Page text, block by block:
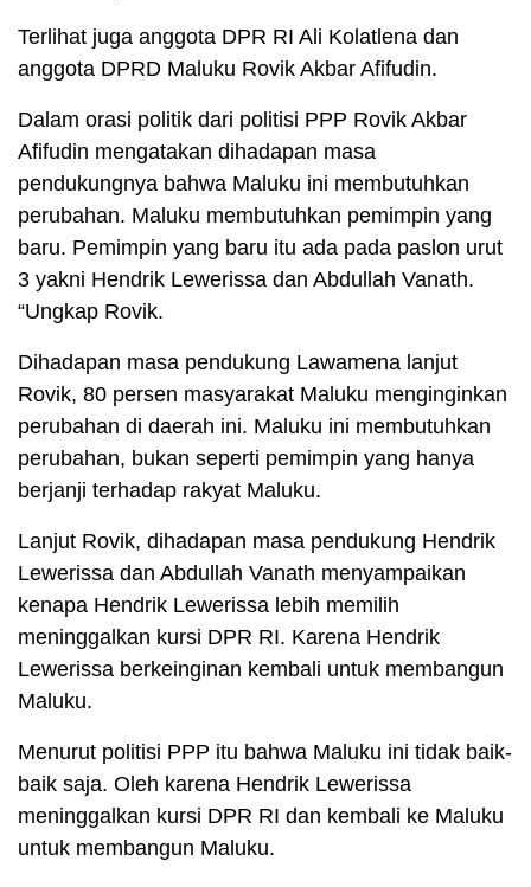
Terlihat juga anggota DPR RI Ali Kolatlena dan
anggota DPRD Maluku Rovik Akbar Afifudin.
Dalam orasi politik dari politisi PPP Rovik Akbar
Afifudin mengatakan dihadapan masa
pendukungnya bahwa Maluku ini membutuhkan
perubahan. Maluku membutuhkan pemimpin yang
baru. Pemimpin yang baru itu ada pada paslon urut
3 yakni Hendrik Lewerissa dan Abdullah Vanath.
“Ungkap Rovik.
Dihadapan masa pendukung Lawamena lanjut
Rovik, 80 persen masyarakat Maluku menginginkan
perubahan di daerah ini. Maluku ini membutuhkan
perubahan, bukan seperti pemimpin yang hanya
berjanji terhadap rakyat Maluku.
Lanjut Rovik, dihadapan masa pendukung Hendrik
Lewerissa dan Abdullah Vanath menyampaikan
kenapa Hendrik Lewerissa lebih memilih
meninggalkan kursi DPR RI. Karena Hendrik
Lewerissa berkeinginan kembali untuk membangun
Maluku.
Menurut politisi PPP itu bahwa Maluku ini tidak baik-
baik saja. Oleh karena Hendrik Lewerissa
meninggalkan kursi DPR RI dan kembali ke Maluku
untuk membangun Maluku.